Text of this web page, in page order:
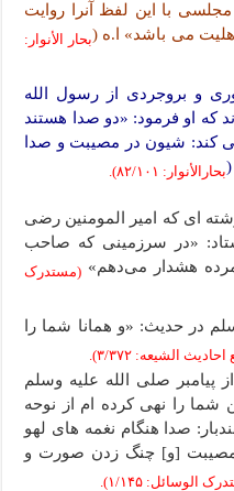
مجلسی با این لفظ آنرا روایت
می باشد» ا.ه (بحار الأنوار:
و بروجردی از رسول الله
که او فرمود: «دو صدا هستند
کند: شیون در مصیبت و صدا
(بحارالأنوار: ۸۲/۱۰۱).
ای که امیر المومنین رضی
«در سرزمینی که صاحب
هشدار می‌دهم» (مستدرک
در حدیث: «و همانا شما را
الشیعه: ۳/۳۷۲).
پیامبر صلى الله علیه وسلم
شما را نهی کرده ام از نوحه
صدا هنگام نغمه های لهو
مصیبت [و] چنگ زدن صورت و
الوسائل: ۱/۱۴۵).